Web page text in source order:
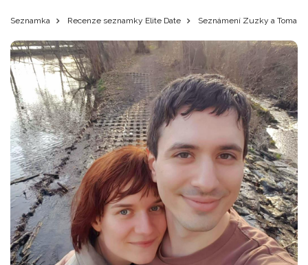
Seznamka Recenze seznamky Elite Date Seznámení Zuzky a Toma